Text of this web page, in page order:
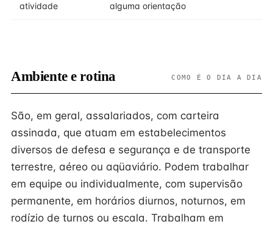
atividade
alguma orientação
Ambiente e rotina COMO É O DIA A DIA
São, em geral, assalariados, com carteira
assinada, que atuam em estabelecimentos
diversos de defesa e segurança e de transporte
terrestre, aéreo ou aqüaviário. Podem trabalhar
em equipe ou individualmente, com supervisão
permanente, em horários diurnos, noturnos, em
rodízio de turnos ou escala. Trabalham em